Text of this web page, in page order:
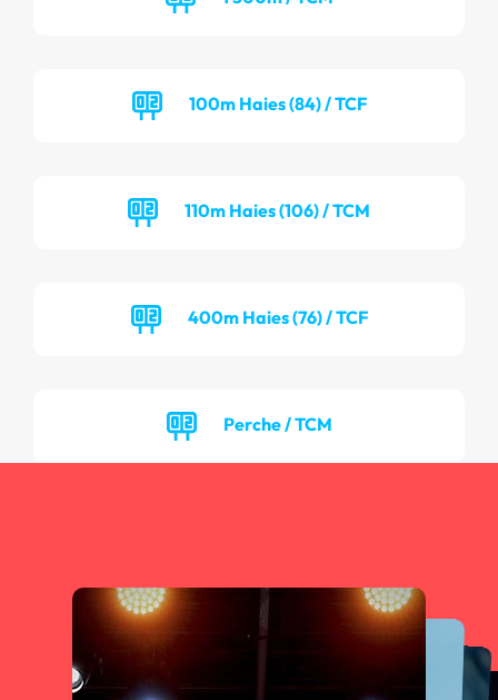
100m Haies (84) / TCF
110m Haies (106) / TCM
400m Haies (76) / TCF
Perche / TCM